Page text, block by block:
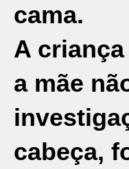
cama.
A
a mãe
cabeça,